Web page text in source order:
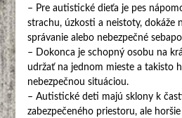
– Pre autistické dieťa je pes
strachu, úzkosti a neistoty, dokáže
správanie alebo nebezpečné
– Dokonca je schopný osobu na
udržať na jednom mieste a takisto
nebezpečnou situáciou.
– Autistické deti majú sklony k
zabezpečeného priestoru, ale